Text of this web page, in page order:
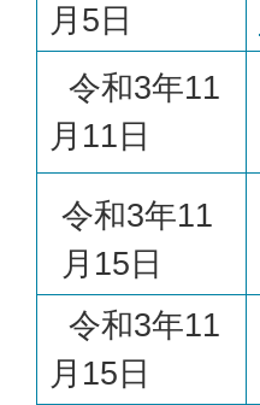
月5日
令和3年11
月11日
令和3年11
月15日
令和3年11
月15日